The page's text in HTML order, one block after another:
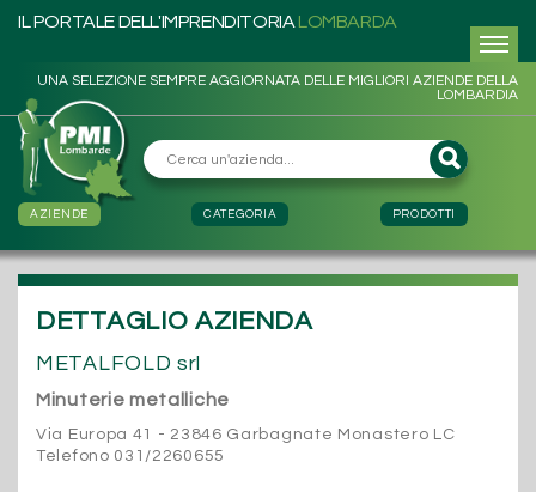
IL PORTALE DELL'IMPRENDITORIA LOMBARDA
UNA SELEZIONE SEMPRE AGGIORNATA DELLE MIGLIORI AZIENDE DELLA
LOMBARDIA
AZIENDE CATEGORIA PRODOTTI
DETTAGLIO AZIENDA
METALFOLD srl
Minuterie metalliche
Via Europa 41 - 23846 Garbagnate Monastero LC
Telefono 031/2260655